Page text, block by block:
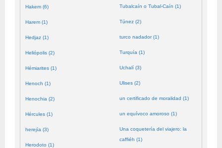
Hakem (6)
Harem (1)
Hedjaz (1)
Heliópolis (2)
Hémiarites (1)
Henoch (1)
Henochia (2)
Hércules (1)
herejía (3)
Herodoto (1)
Tubalcaín o Tubal-Caín (1)
Túnez (2)
turco nadador (1)
Turquía (1)
Uchalí (3)
Ulises (2)
un certificado de moralidad (1)
un equívoco amoroso (1)
Una coquetería del viajero: la
caffiéh (1)